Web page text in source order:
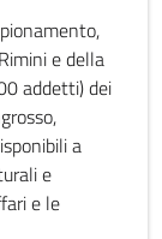
e della
addetti) dei
a
e
e le